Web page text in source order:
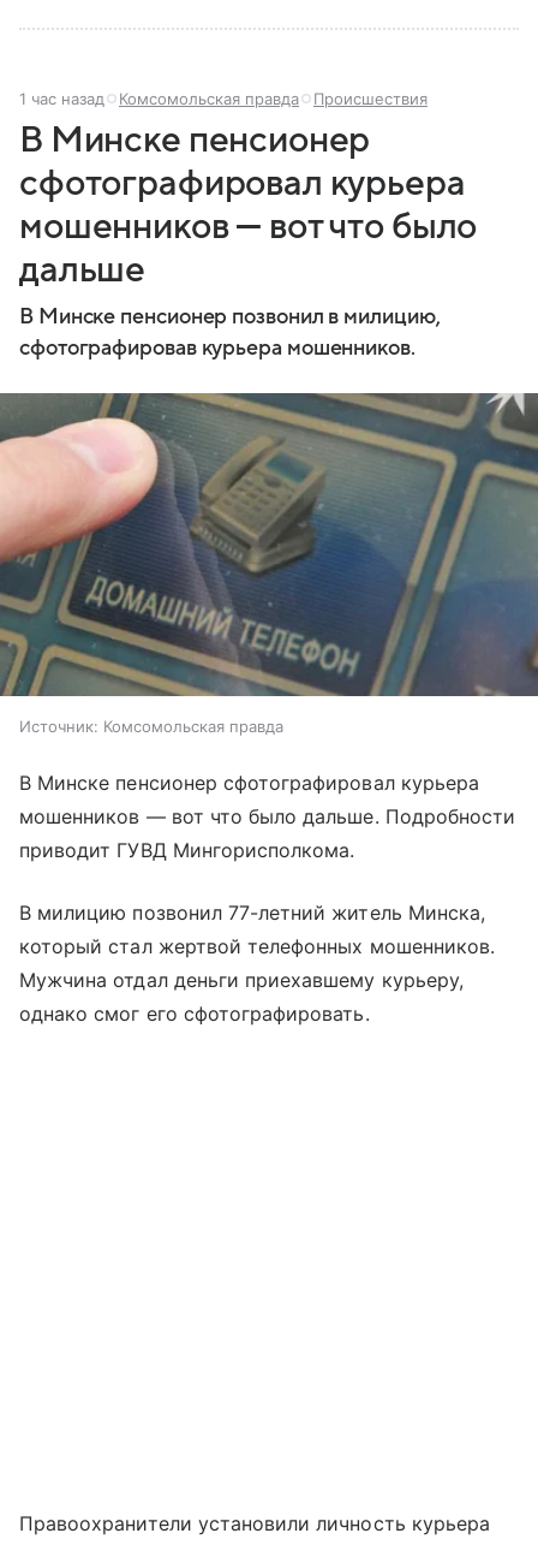
1 час назад Комсомольская правда Происшествия
В Минске пенсионер
сфотографировал курьера
мошенников — вот что было
дальше
В Минске пенсионер позвонил в милицию,
сфотографировав курьера мошенников.
Источник: Комсомольская правда
В Минске пенсионер сфотографировал курьера
мошенников — вот что было дальше. Подробности
приводит ГУВД Мингорисполкома.
В милицию позвонил 77-летний житель Минска,
который стал жертвой телефонных мошенников.
Мужчина отдал деньги приехавшему курьеру,
однако смог его сфотографировать.
Правоохранители установили личность курьера